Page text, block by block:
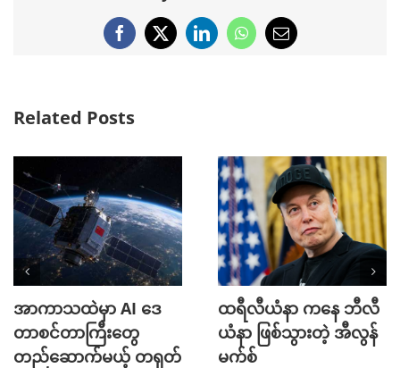
Facebook
X LinkedInWhatsApp
Email
Related Posts
အာကာသထဲမှာ AI ဒေ
တာစင်တာကြီးတွေ
တည်ဆောက်မယ့် တရုတ်
ထရီလီယံနာ ကနေ ဘီလီ
ယံနာ ဖြစ်သွားတဲ့ အီလွန်
မက်စ်